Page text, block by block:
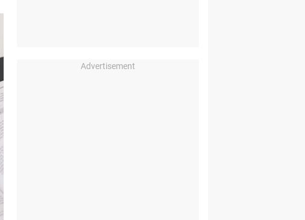
Advertisement